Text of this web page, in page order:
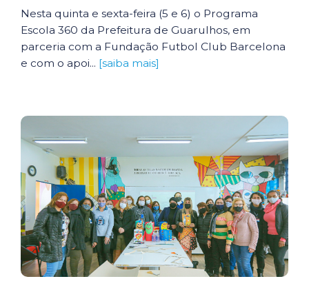
Nesta quinta e sexta-feira (5 e 6) o Programa
Escola 360 da Prefeitura de Guarulhos, em
parceria com a Fundação Futbol Club Barcelona
e com o apoi... [saiba mais]